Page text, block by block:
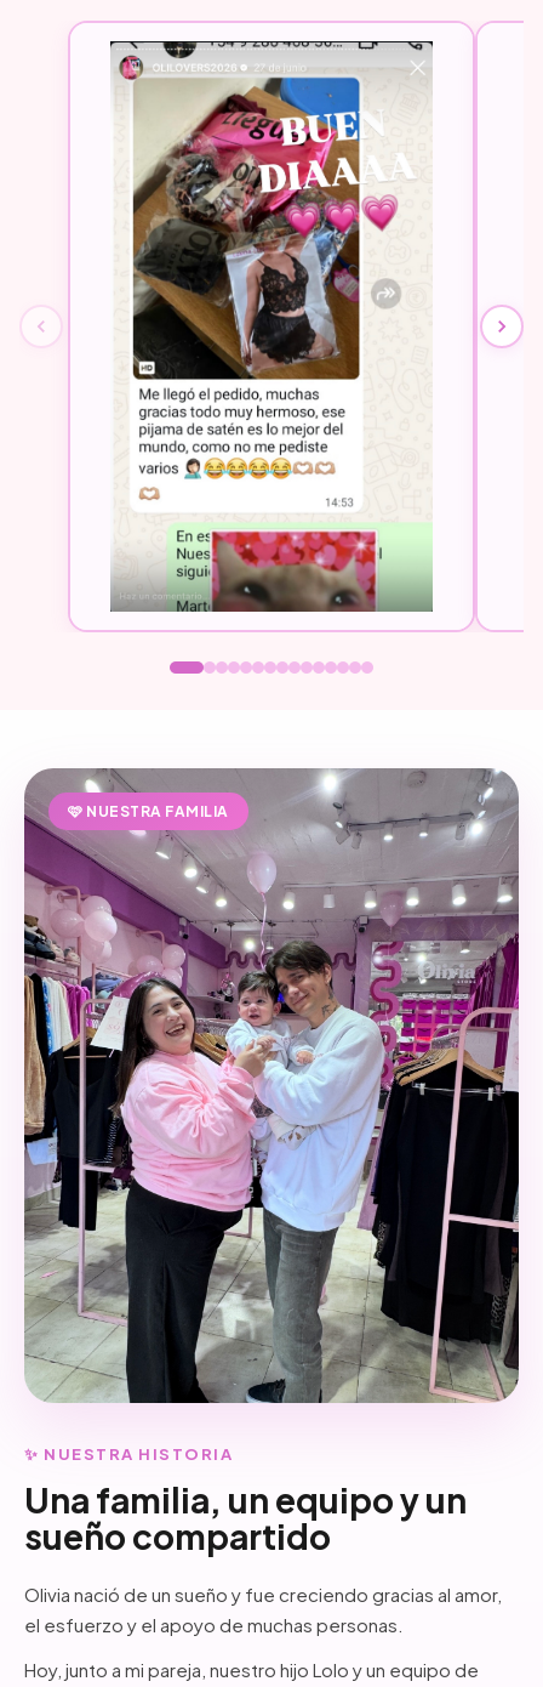
🩷 NUESTRA FAMILIA
✨ NUESTRA HISTORIA
Una familia, un equipo y un
sueño compartido
Olivia nació de un sueño y fue creciendo gracias al amor,
el esfuerzo y el apoyo de muchas personas.
Hoy, junto a mi pareja, nuestro hijo Lolo y un equipo de